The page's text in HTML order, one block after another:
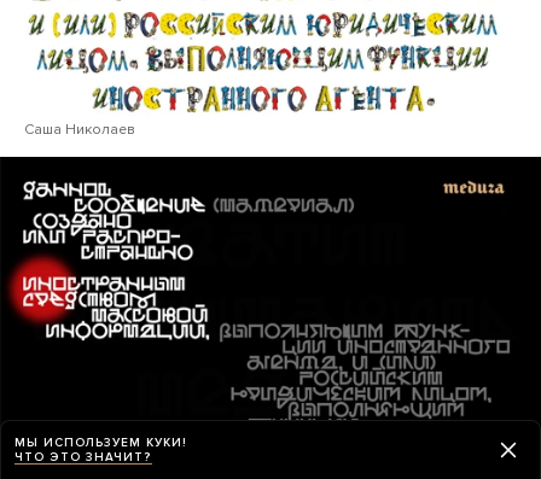
Саша Николаев
МЫ ИСПОЛЬЗУЕМ КУКИ!
ЧТО ЭТО ЗНАЧИТ?